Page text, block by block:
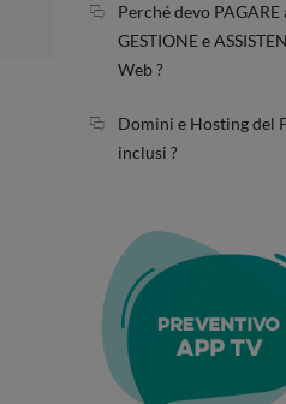
Perché devo PAGARE
GESTIONE e
Web ?
Domini e Hosting del
inclusi ?